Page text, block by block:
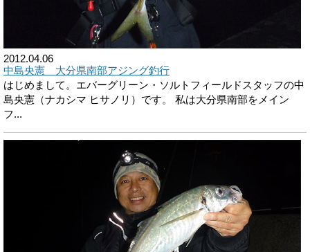
2012.04.06
中島央憲 大分県南部アジング釣行
はじめまして。エバーグリーン・ソルトフィールドスタッフの中
島央憲（ナカシマ ヒサノリ）です。 私は大分県南部をメイン
フ...